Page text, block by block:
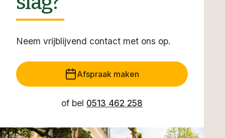
Neem vrijblijvend contact met ons op.
Afspraak maken
of bel 0513 462 258